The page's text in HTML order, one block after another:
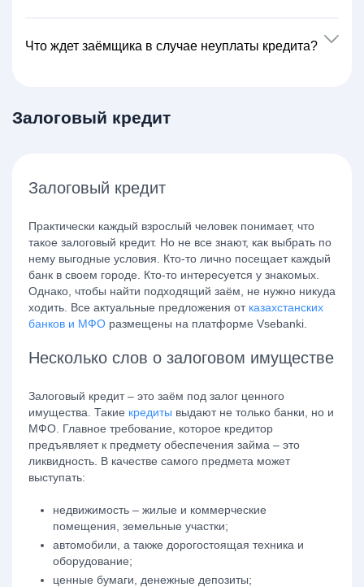
Что ждет заёмщика в случае неуплаты кредита?
Залоговый кредит
Залоговый кредит
Практически каждый взрослый человек понимает, что
такое залоговый кредит. Но не все знают, как выбрать по
нему выгодные условия. Кто-то лично посещает каждый
банк в своем городе. Кто-то интересуется у знакомых.
Однако, чтобы найти подходящий заём, не нужно никуда
ходить. Все актуальные предложения от казахстанских
банков и МФО размещены на платформе Vsebanki.
Несколько слов о залоговом имуществе
Залоговый кредит– это заём под залог ценного
имущества. Такие кредиты выдают не только банки, но и
МФО. Главное требование, которое кредитор
предъявляет к предмету обеспечения займа – это
ликвидность. В качестве самого предмета может
выступать:
недвижимость – жилые и коммерческие
помещения, земельные участки;
автомобили, а также дорогостоящая техника и
оборудование;
ценные бумаги, денежные депозиты;